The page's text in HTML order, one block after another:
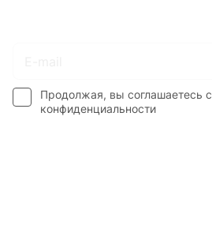
Продолжая, вы соглашаетесь с
конфиденциальности